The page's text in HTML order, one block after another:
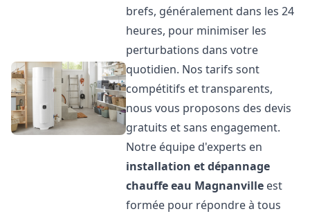
brefs, généralement dans les 24
heures, pour minimiser les
perturbations dans votre
quotidien. Nos tarifs sont
compétitifs et transparents,
nous vous proposons des devis
gratuits et sans engagement.
Notre équipe d'experts en
installation et dépannage
chauffe eau Magnanville est
formée pour répondre à tous